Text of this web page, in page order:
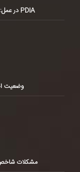
PDIA در عمل: تجربه مدیریت تعارض منافع در ایران
وضعیت
مشکلات